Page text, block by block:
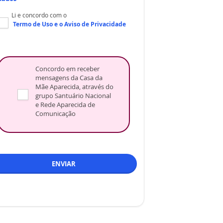
Li e concordo com o
Termo de Usoe oAviso de Privacidade
Concordo em receber
mensagens da Casa da
Mãe Aparecida, através do
grupo Santuário Nacional
e Rede Aparecida de
Comunicação
ENVIAR